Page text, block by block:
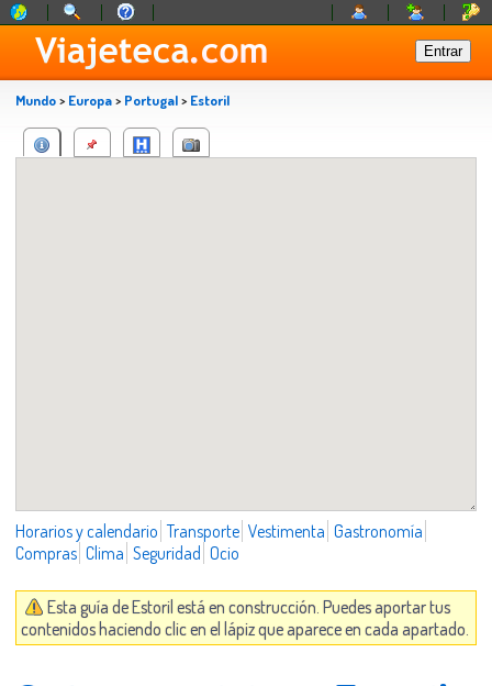
Mundo> Europa> Portugal> Estoril
Horarios y calendario Transporte Vestimenta Gastronomía
Compras Clima Seguridad Ocio
Esta guía de Estoril está en construcción. Puedes aportar tus
contenidos haciendo clic en el lápiz que aparece en cada apartado.